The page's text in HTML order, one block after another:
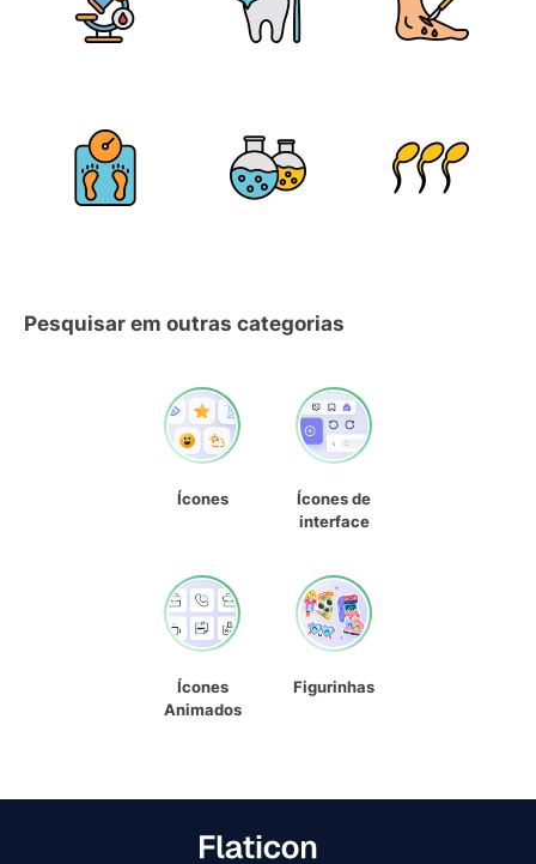
Pesquisar em outras categorias
Ícones
Ícones de
interface
Ícones
Animados
Figurinhas